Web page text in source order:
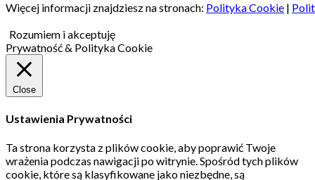
Więcej informacji znajdziesz na stronach: Polityka Cookie |
Rozumiem i akceptuję
Prywatność & Polityka Cookie
Close
Ustawienia Prywatności
Ta strona korzysta z plików cookie, aby poprawić Twoje
wrażenia podczas nawigacji po witrynie. Spośród tych plików
cookie, które są klasyfikowane jako niezbędne, są